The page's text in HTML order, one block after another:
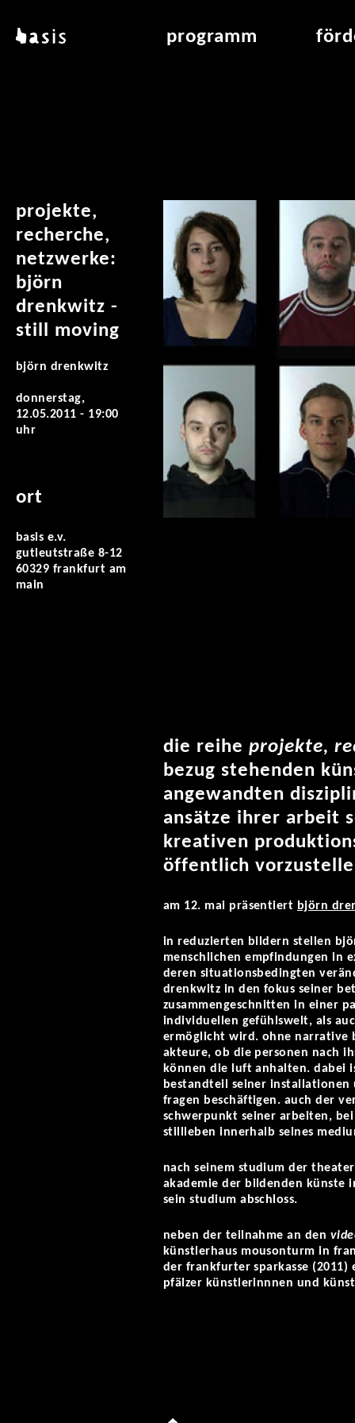
basis programm
projekte,
recherche,
netzwerke:
björn
drenkwitz -
still moving
björn drenkwitz
donnerstag,
12.05.2011 - 19:00
uhr
ort
basis e.v.
gutleutstraße 8-12
60329 frankfurt am
main
die reihe projekte,
bezug stehenden
angewandten
ansätze ihrer arbeit
kreativen
öffentlich
am 12. mai präsentiert björn
in reduzierten bildern stellen
menschlichen empfindungen in
deren situationsbedingten
drenkwitz in den fokus seiner
zusammengeschnitten in einer
individuellen gefühlswelt, als
ermöglicht wird. ohne narrative
akteure, ob die personen nach
können die luft anhalten. dabei
bestandteil seiner installationen
fragen beschäftigen. auch der
schwerpunkt seiner arbeiten,
stillleben innerhalb seines
nach seinem studium der
akademie der bildenden künste
sein studium abschloss.
neben der teilnahme an den
künstlerhaus mousonturm in
der frankfurter sparkasse
pfälzer künstlerinnnen und